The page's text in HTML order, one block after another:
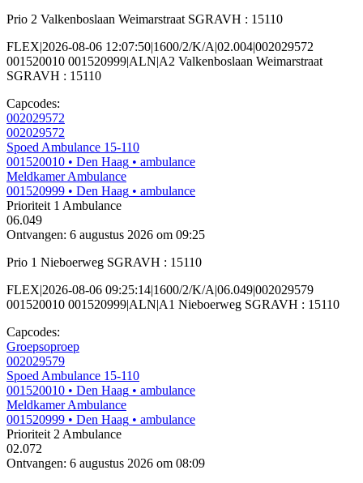
Prio 2 Valkenboslaan Weimarstraat SGRAVH : 15110
FLEX|2026-08-06 12:07:50|1600/2/K/A|02.004|002029572
001520010 001520999|ALN|A2 Valkenboslaan Weimarstraat
SGRAVH : 15110
Capcodes:
002029572
002029572
Spoed Ambulance 15-110
001520010 • Den Haag • ambulance
Meldkamer Ambulance
001520999 • Den Haag • ambulance
Prioriteit 1 Ambulance
06.049
Ontvangen: 6 augustus 2026 om 09:25
Prio 1 Nieboerweg SGRAVH : 15110
FLEX|2026-08-06 09:25:14|1600/2/K/A|06.049|002029579
001520010 001520999|ALN|A1 Nieboerweg SGRAVH : 15110
Capcodes:
Groepsoproep
002029579
Spoed Ambulance 15-110
001520010 • Den Haag • ambulance
Meldkamer Ambulance
001520999 • Den Haag • ambulance
Prioriteit 2 Ambulance
02.072
Ontvangen: 6 augustus 2026 om 08:09